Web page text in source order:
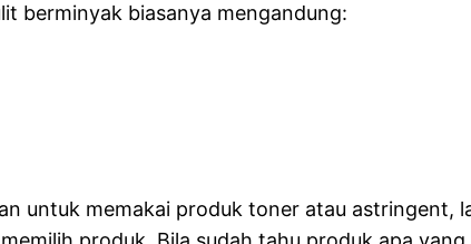
berminyak biasanya mengandung:
untuk memakai produk toner atau